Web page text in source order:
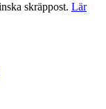
skräppost. Lär